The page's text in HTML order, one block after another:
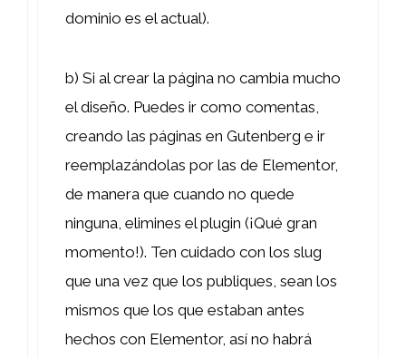
dominio es el actual).
b) Si al crear la página no cambia mucho
el diseño. Puedes ir como comentas,
creando las páginas en Gutenberg e ir
reemplazándolas por las de Elementor,
de manera que cuando no quede
ninguna, elimines el plugin (¡Qué gran
momento!). Ten cuidado con los slug
que una vez que los publiques, sean los
mismos que los que estaban antes
hechos con Elementor, así no habrá